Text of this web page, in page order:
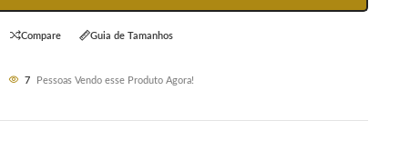
Compare Guia de Tamanhos
7 Pessoas Vendo esse Produto Agora!